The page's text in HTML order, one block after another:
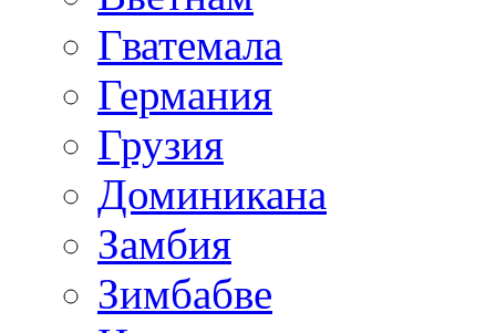
Гватемала
Германия
Грузия
Доминикана
Замбия
Зимбабве